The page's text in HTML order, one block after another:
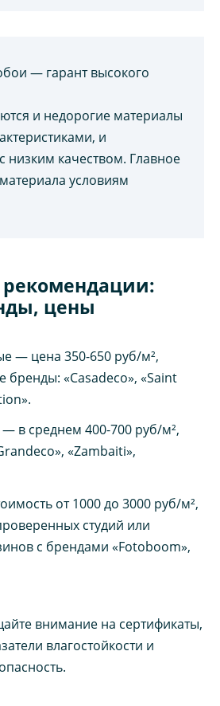
— гарант высокого
и недорогие материалы
и
низким качеством. Главное
условиям
цены
— цена 350-650 руб/м²,
бренды: «Casadeco», «Saint
в среднем 400-700 руб/м²,
«Zambaiti»,
от 1000 до 3000 руб/м²,
студий или
с брендами «Fotoboom»,
внимание на сертификаты,
влагостойкости и